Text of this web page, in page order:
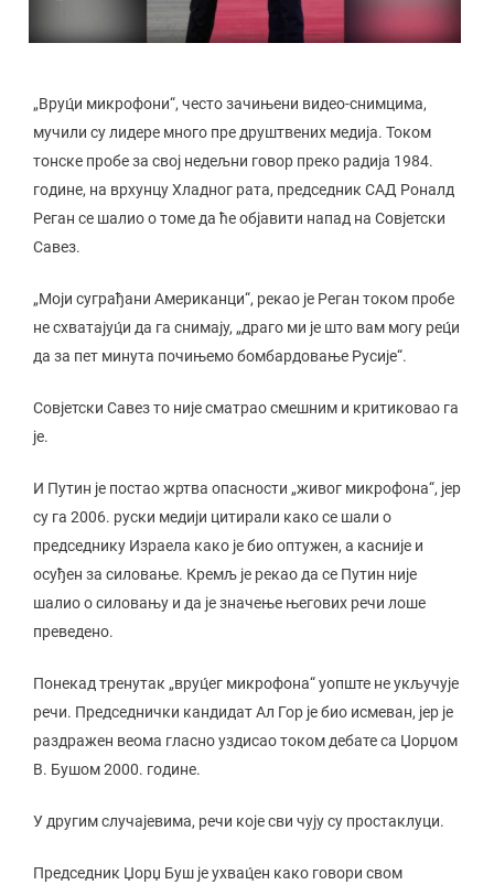
„Вруц́и микрофони“, често зачињени видео-снимцима,
мучили су лидере много пре друштвених медија. Током
тонске пробе за свој недељни говор преко радија 1984.
године, на врхунцу Хладног рата, председник САД Роналд
Реган се шалио о томе да ће објавити напад на Совјетски
Савез.
„Моји суграђани Американци“, рекао је Реган током пробе
не схватајуц́и да га снимају, „драго ми је што вам могу рец́и
да за пет минута почињемо бомбардовање Русије“.
Совјетски Савез то није сматрао смешним и критиковао га
је.
И Путин је постао жртва опасности „живог микрофона“, јер
су га 2006. руски медији цитирали како се шали о
председнику Израела како је био оптужен, а касније и
осуђен за силовање. Кремљ је рекао да се Путин није
шалио о силовању и да је значење његових речи лоше
преведено.
Понекад тренутак „вруц́ег микрофона“ уопште не укључује
речи. Председнички кандидат Ал Гор је био исмеван, јер је
раздражен веома гласно уздисао током дебате са Џорџом
В. Бушом 2000. године.
У другим случајевима, речи које сви чују су простаклуци.
Председник Џорџ Буш је ухвац́ен како говори свом